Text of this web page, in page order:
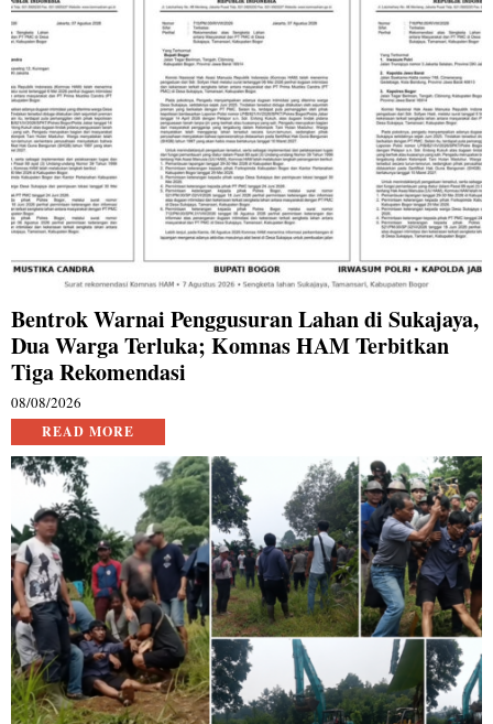
Bentrok Warnai Penggusuran Lahan di Sukajaya,
Dua Warga Terluka; Komnas HAM Terbitkan
Tiga Rekomendasi
08/08/2026
READ MORE